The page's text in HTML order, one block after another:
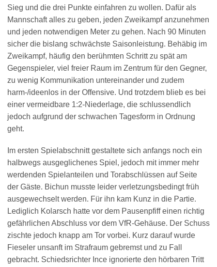
Sieg und die drei Punkte einfahren zu wollen. Dafür als
Mannschaft alles zu geben, jeden Zweikampf anzunehmen
und jeden notwendigen Meter zu gehen. Nach 90 Minuten
sicher die bislang schwächste Saisonleistung. Behäbig im
Zweikampf, häufig den berühmten Schritt zu spät am
Gegenspieler, viel freier Raum im Zentrum für den Gegner,
zu wenig Kommunikation untereinander und zudem
harm-/ideenlos in der Offensive. Und trotzdem blieb es bei
einer vermeidbare 1:2-Niederlage, die schlussendlich
jedoch aufgrund der schwachen Tagesform in Ordnung
geht.
Im ersten Spielabschnitt gestaltete sich anfangs noch ein
halbwegs ausgeglichenes Spiel, jedoch mit immer mehr
werdenden Spielanteilen und Torabschlüssen auf Seite
der Gäste. Bichun musste leider verletzungsbedingt früh
ausgewechselt werden. Für ihn kam Kunz in die Partie.
Lediglich Kolarsch hatte vor dem Pausenpfiff einen richtig
gefährlichen Abschluss vor dem VfR-Gehäuse. Der Schuss
zischte jedoch knapp am Tor vorbei. Kurz darauf wurde
Fieseler unsanft im Strafraum gebremst und zu Fall
gebracht. Schiedsrichter Ince ignorierte den hörbaren Tritt